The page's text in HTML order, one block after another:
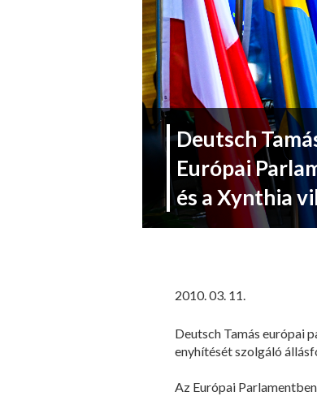
Deutsch
Európai
és a Xynthia
2010. 03. 11.
Deutsch Tamás európai
enyhítését szolgáló
Az Európai